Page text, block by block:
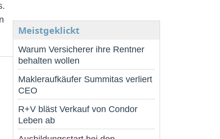
Meistgeklickt
Warum Versicherer ihre Rentner
behalten wollen
Makleraufkäufer Summitas verliert
CEO
R+V bläst Verkauf von Condor
Leben ab